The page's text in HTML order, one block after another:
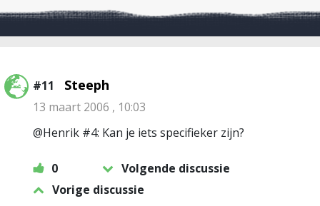
#11 Steeph
13 maart 2006 , 10:03
@Henrik #4: Kan je iets specifieker zijn?
0
Volgende discussie
Vorige discussie